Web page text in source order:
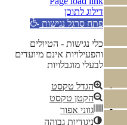
דילוג לתוכן
פתח סרגל נגישות
כלי נגישות - הטיולים
והפעילויות אינם מיועדים
לבעלי מוגבלויות
הגדל טקסט
הקטן טקסט
גווני אפור
ניגודיות גבוהה